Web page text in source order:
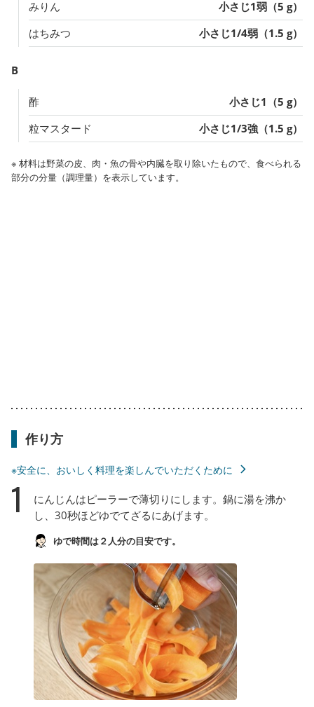
みりん
小さじ1弱（5 g）
はちみつ
小さじ1/4弱（1.5 g）
B
酢
小さじ1（5 g）
粒マスタード
小さじ1/3強（1.5 g）
※ 材料は野菜の皮、肉・魚の骨や内臓を取り除いたもので、食べられる
部分の分量（調理量）を表示しています。
作り方
※安全に、おいしく料理を楽しんでいただくために
1
にんじんはピーラーで薄切りにします。鍋に湯を沸か
し、30秒ほどゆでてざるにあげます。
ゆで時間は２人分の目安です。